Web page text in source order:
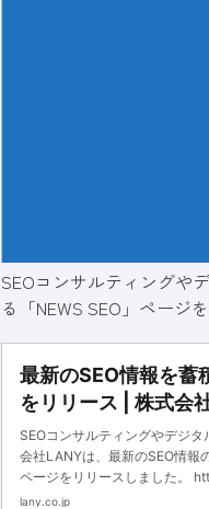
SEOコンサルティングや
る「NEWS SEO」ページ
最新のSEO情報を蓄
をリリース | 株式会
ケティングカンパニ
SEOコンサルティングやデジ
会社LANYは、最新のSEO情報
ページをリリースしました。
リリースの背景 最
lany.co.jp